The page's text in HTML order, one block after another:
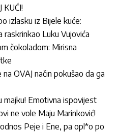
KUĆI!
izlasku iz Bijele kuće:
raskrinkao Luku Vujovića
čokoladom: Mirisna
OVAJ način pokušao da ga
majku! Emotivna ispovijest
ne vole Maju Marinković!
Peje i Ene, pa opl*o po